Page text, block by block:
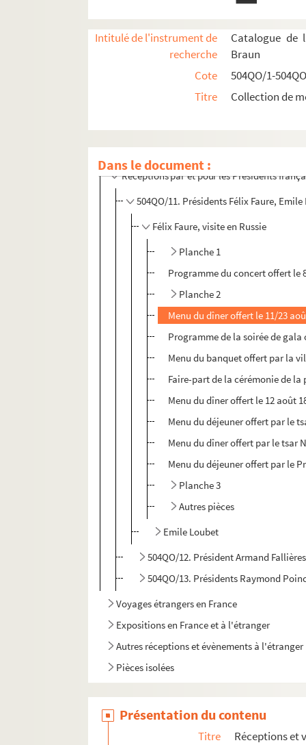
Intitulé de l'instrument de
recherche
Catalogue de
Braun
Cote
504QO/1-
Titre
Collection de
Dans le document :
Réceptions et voyages présidentiels
Réceptions par et pour les Présidents
504QO/11. Présidents Félix Faure,
Félix Faure, visite en Russie
Planche 1
Programme du concert offert le
Planche 2
Menu du dîner offert le 11/23
Programme de la soirée de gala
Menu du banquet offert par la
Faire-part de la cérémonie de
Menu du dîner offert le 12 août
Menu du déjeuner offert par le
Menu du dîner offert par le tsar
Menu du déjeuner offert par le
Planche 3
Autres pièces
Emile Loubet
504QO/12. Président Armand Fallières
504QO/13. Présidents Raymond
Voyages étrangers en France
Expositions en France et à l'étranger
Autres réceptions et évènements à l'étranger
Pièces isolées
Présentation du contenu
Titre Réceptions et